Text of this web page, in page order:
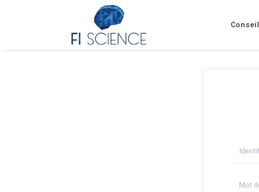
Conseil